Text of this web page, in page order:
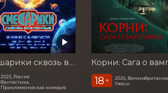
Смешарики сквозь вселенные
2025, Россия
Фантастика,
Приключенческая комедия
18 +
2026, Великобритания
Ужасы